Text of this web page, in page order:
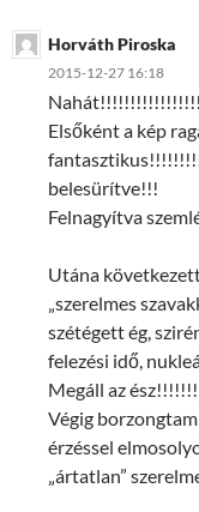
Horváth Piroska
2015-12-27 16:18
Elsőként a kép
belesürítve!!!
Felnagyítva
Utána következett
„szerelmes
szétégett ég,
felezési idő,
Megáll az
Végig
érzéssel
„ártatlan”